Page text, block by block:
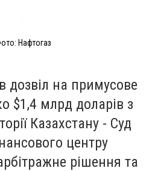
Нафтогаз
дозвіл на примусове
$1,4 млрд доларів з
Казахстану - Суд
центру
рішення та